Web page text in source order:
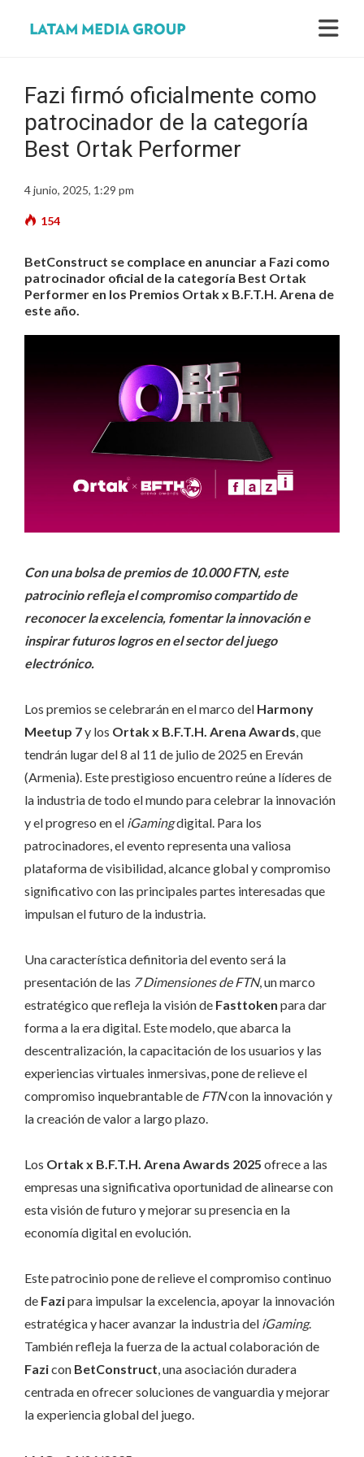
Fazi firmó oficialmente como
patrocinador de la categoría
Best Ortak Performer
4 junio, 2025, 1:29 pm
154
BetConstruct se complace en anunciar a Fazi como
patrocinador oficial de la categoría Best Ortak
Performer en los Premios Ortak x B.F.T.H. Arena de
este año.
Con una bolsa de premios de 10.000 FTN, este
patrocinio refleja el compromiso compartido de
reconocer la excelencia, fomentar la innovación e
inspirar futuros logros en el sector del juego
electrónico.
Los premios se celebrarán en el marco del Harmony
Meetup 7y los Ortak x B.F.T.H. Arena Awards , que
tendrán lugar del 8 al 11 de julio de 2025 en Ereván
(Armenia). Este prestigioso encuentro reúne a líderes de
la industria de todo el mundo para celebrar la innovación
y el progreso en el iGamingdigital. Para los
patrocinadores, el evento representa una valiosa
plataforma de visibilidad, alcance global y compromiso
significativo con las principales partes interesadas que
impulsan el futuro de la industria.
Una característica definitoria del evento será la
presentación de las 7 Dimensiones de FTN, un marco
estratégico que refleja la visión de Fasttoken para dar
forma a la era digital. Este modelo, que abarca la
descentralización, la capacitación de los usuarios y las
experiencias virtuales inmersivas, pone de relieve el
compromiso inquebrantable de FTNcon la innovación y
la creación de valor a largo plazo.
Los Ortak x B.F.T.H. Arena Awards 2025 ofrece a las
empresas una significativa oportunidad de alinearse con
esta visión de futuro y mejorar su presencia en la
economía digital en evolución.
Este patrocinio pone de relieve el compromiso continuo
de Fazipara impulsar la excelencia, apoyar la innovación
estratégica y hacer avanzar la industria del iGaming.
También refleja la fuerza de la actual colaboración de
Fazicon BetConstruct , una asociación duradera
centrada en ofrecer soluciones de vanguardia y mejorar
la experiencia global del juego.